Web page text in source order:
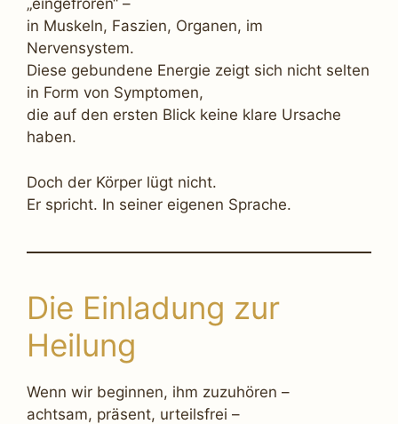
„eingefroren“ –
in Muskeln, Faszien, Organen, im
Nervensystem.
Diese gebundene Energie zeigt sich nicht selten
in Form von Symptomen,
die auf den ersten Blick keine klare Ursache
haben.
Doch der Körper lügt nicht.
Er spricht. In seiner eigenen Sprache.
Die Einladung zur
Heilung
Wenn wir beginnen, ihm zuzuhören –
achtsam, präsent, urteilsfrei –